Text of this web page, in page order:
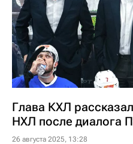
Глава КХЛ
НХЛ после диалога
26 августа 2025, 13:28